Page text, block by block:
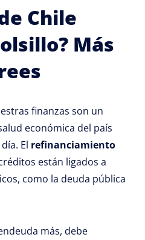
Chile
Más
finanzas son un
económica del país
El refinanciamiento
están ligados a
como la deuda pública
más, debe